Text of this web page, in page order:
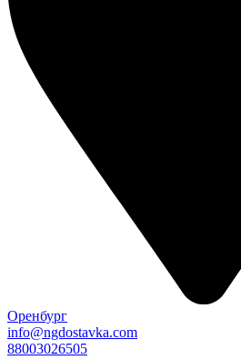
Оренбург
info@ngdostavka.com
88003026505